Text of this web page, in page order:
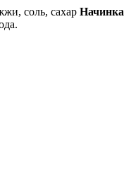
соль, сахар